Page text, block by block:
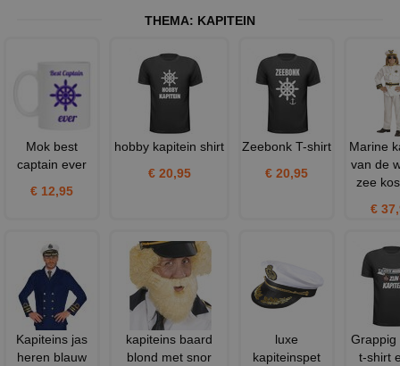
THEMA: KAPITEIN
Mok best
captain ever
€ 12,95
hobby kapitein shirt
€ 20,95
Zeebonk T-shirt
€ 20,95
Marine
van de
zee
€
Kapiteins jas
heren blauw
kapiteins baard
blond met snor
luxe
kapiteinspet
Grappig
t-shirt